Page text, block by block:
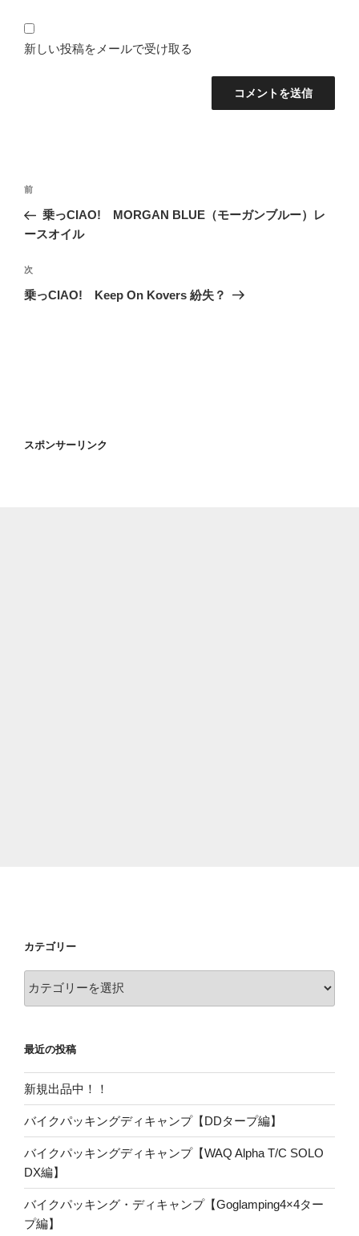
新しい投稿をメールで受け取る
投
ナ
ゲ
ー
過
去
の
稿
前
乗っCIAO! MORGAN BLUE（モーガンブルー）レ
ースオイル
次
の
次
乗っCIAO! Keep On Kovers 紛失？
スポンサーリンク
カテゴリー
ー
最近の投稿
新規出品中！！
バイクパッキングディキャンプ【DDタープ編】
バイクパッキングディキャンプ【WAQ Alpha T/C SOLO
DX編】
バイクパッキング・ディキャンプ【Goglamping4×4ター
プ編】